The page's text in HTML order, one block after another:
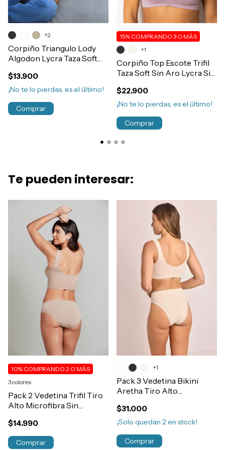
Corpiño Triangulo Lody
Algodon Lycra Taza Soft
$13.900
¡No te lo pierdas, es el último!
+2
Comprar
Corpiño Top Escote Trifil
Taza Soft Sin Aro Lycra Sin
$22.900
15% COMPRANDO 3 O MÁS
¡No te lo pierdas, es el último!
+1
Comprar
Te pueden interesar:
Pack 2 Vedetina Trifil Tiro
Alto Microfibra Sin
$14.990
10% COMPRANDO 2 O MÁS
3 colores
Comprar
Pack 3 Vedetina Bikini
Aretha Tiro Alto
Costura Art.633
$31.000
¡Solo quedan 2en stock!
+1
Comprar